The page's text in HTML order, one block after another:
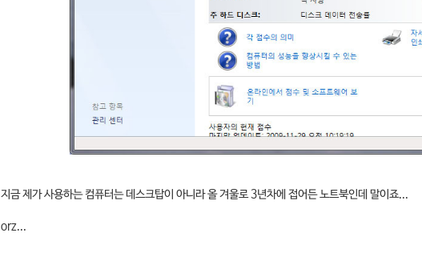
지금 제가 사용하는 컴퓨터는 데스크탑이 아니라 올 겨울로 3년차에 접어든 노트북인데 말이죠...
orz...